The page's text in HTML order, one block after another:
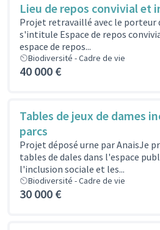
Lieu de repos convivial et
Projet retravaillé avec le porteur
s'intitule Espace de repos
espace de repos...
Biodiversité - Cadre de vie
40 000 €
Tables de jeux de dames
parcs
Projet déposé urne par AnaisJe
tables de dales dans l'espace
l'inclusion sociale et les...
Biodiversité - Cadre de vie
30 000 €